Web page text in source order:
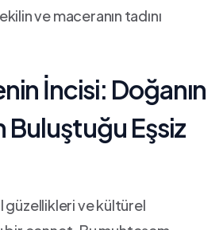
ve maceranın⁢ tadını
İncisi: Doğanın
Buluştuğu Eşsiz
‍güzellikleri ve kültürel